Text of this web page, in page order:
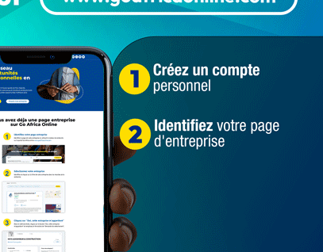
défenseur togolais Ganké Kokou Audrey a bouclé
une semaine, l'on a enregistré...
de ses membres